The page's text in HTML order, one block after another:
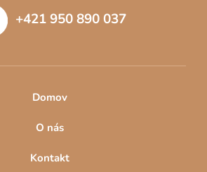
r
v
ý
p
i
s
u
+421 950 890 037
Domov
O nás
Kontakt